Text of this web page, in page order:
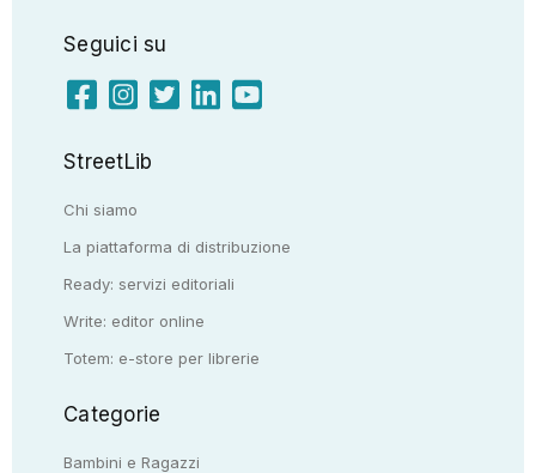
Seguici su
StreetLib
Chi siamo
La piattaforma di distribuzione
Ready: servizi editoriali
Write: editor online
Totem: e-store per librerie
Categorie
Bambini e Ragazzi